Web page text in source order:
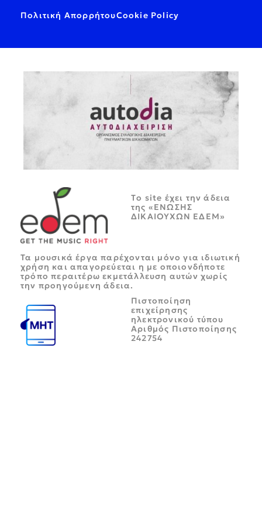
Πολιτική ΑπορρήτουCookie Policy
Tο site έχει την άδεια
της «ΕΝΩΣΗΣ
ΔΙΚΑΙΟΥΧΩΝ ΕΔΕΜ»
Τα μουσικά έργα παρέχονται μόνο για ιδιωτική
χρήση και απαγορεύεται η με οποιονδήποτε
τρόπο περαιτέρω εκμετάλλευση αυτών χωρίς
την προηγούμενη άδεια.
Πιστοποίηση
επιχείρησης
ηλεκτρονικού τύπου
Αριθμός Πιστοποίησης
242754